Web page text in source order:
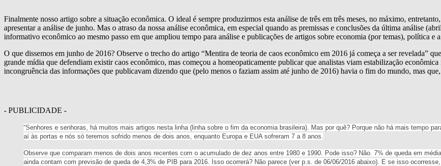
Finalmente nosso artigo sobre a situação econômica. O ideal é sempre produzirmos esta análise de três em três meses, no máximo,
apresentar a análise de junho. Mas o atraso da nossa análise econômica, em especial quando as premissas e conclusões da última análise
informativo econômico ao mesmo passo em que ampliou tempo para análise e publicações de artigos sobre economia (por temas), política e
O que dissemos em junho de 2016? Observe o trecho do artigo “Mentira de teoria de caos econômico em 2016 já começa a ser revelada”
grande mídia que defendiam existir caos econômico, mas começou a homeopaticamente publicar que analistas viam estabilização
incongruência das informações que publicavam dizendo que (pelo menos o faziam assim até junho de 2016) havia o fim do mundo, mas
- PUBLICIDADE -
“Senhores e senhoras, há muitos mais artigos nesta linha (linha sobre o fim da economia brasileira). Mas por quê? Porque não há mais tempo
aí às portas e nós só teremos sofrido menos de dois anos, enquanto Europa e EUA sofreram 7 a 8 anos.
Observe que comparam menos de dois anos recentes com o acumulado de dez anos entre 1980 e 1990. Pode isso? Não. 7% de queda em
ainda contam com previsão de queda de 4,3% de PIB para 2016. Isso ocorrerá? Não parece (ver p.s. de 06/06/2016 abaixo). E se isso